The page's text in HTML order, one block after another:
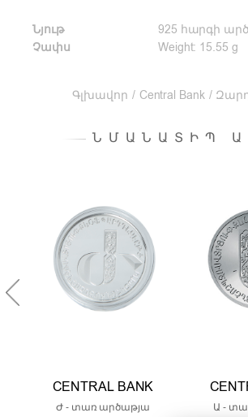
Նյութ
925 հարգի
Չափս
Weight: 15.55 g
Գլխավոր / Central Bank /
ՆՄԱՆԱՏԻՊ
CENTRAL BANK
Ժ - տառ արծաթյա Ա -